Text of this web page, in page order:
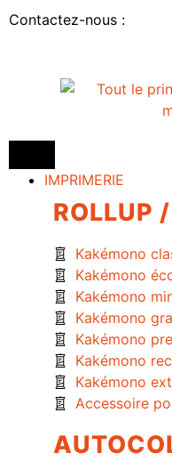
Contactez-nous :
IMPRIMERIE
ROLLUP
Kakémono
Kakémono
Kakémono
Kakémono
Kakémono
Kakémono
Kakémono
Accessoire